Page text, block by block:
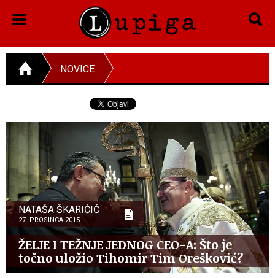
NOVICE
NATAŠA ŠKARIČIĆ
27. PROSINCA 2015.
ŽELJE I TEŽNJE JEDNOG CEO-A: Što je
točno uložio Tihomir Tim Orešković?